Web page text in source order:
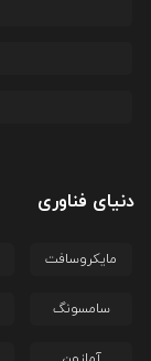
دنیای فناوری
مایکروسافت
سامسونگ